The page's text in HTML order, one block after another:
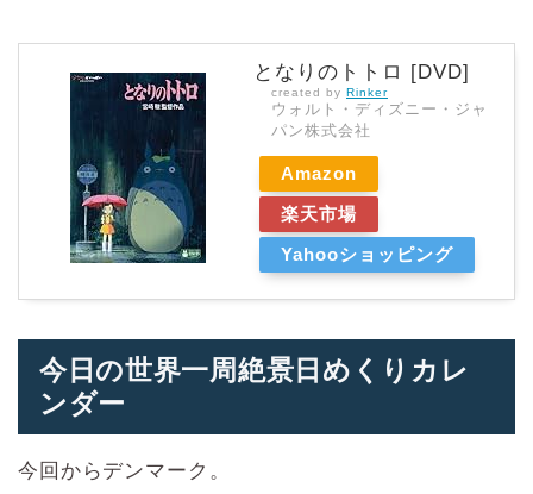
となりのトトロ [DVD]
created by Rinker
ウォルト・ディズニー・ジャ
パン株式会社
Amazon
楽天市場
Yahooショッピング
今日の世界一周絶景日めくりカレ
ンダー
今回からデンマーク。